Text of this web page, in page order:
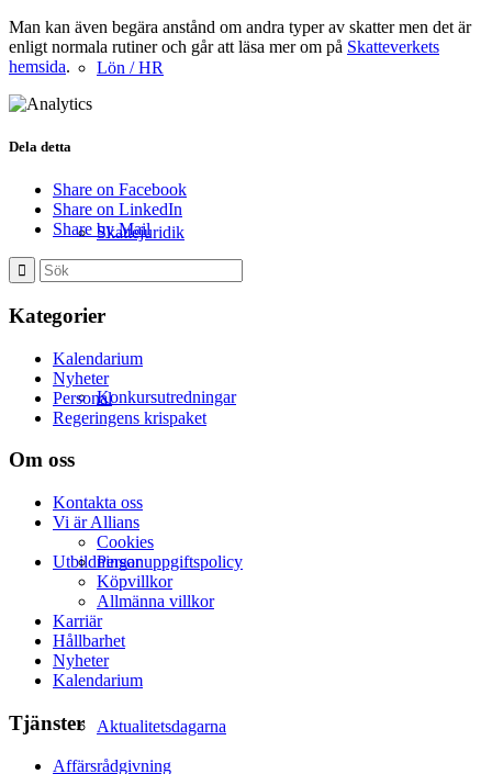
Lön / HR
Skattejuridik
Konkursutredningar
Utbildningar
Aktualitetsdagarna
Man kan även begära anstånd om andra typer av skatter men det är
enligt normala rutiner och går att läsa mer om på Skatteverkets
hemsida.
Dela detta
Share on Facebook
Share on LinkedIn
Share by Mail
Kategorier
Kalendarium
Nyheter
Personal
Regeringens krispaket
Om oss
Kontakta oss
Vi är Allians
Cookies
Personuppgiftspolicy
Köpvillkor
Allmänna villkor
Karriär
Hållbarhet
Nyheter
Kalendarium
Tjänster
Affärsrådgivning